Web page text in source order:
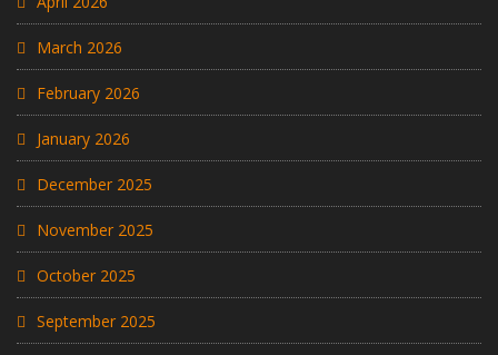
March 2026
February 2026
January 2026
December 2025
November 2025
October 2025
September 2025